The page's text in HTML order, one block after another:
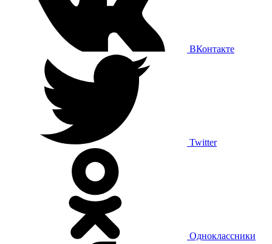
ВКонтакте
Twitter
Одноклассники